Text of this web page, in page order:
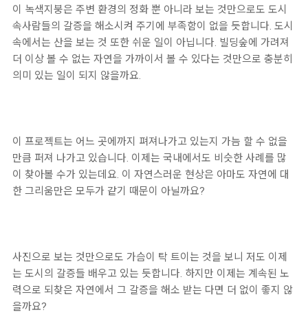
이 녹색지붕은 주변 환경의 정화 뿐 아니라 보는 것만으로도 도시
속사람들의 갈증을 해소시켜 주기에 부족함이 없을 듯합니다. 도시
속에서는 산을 보는 것 또한 쉬운 일이 아닙니다. 빌딩숲에 가려져
더 이상 볼 수 없는 자연을 가까이서 볼 수 있다는 것만으로 충분히
의미 있는 일이 되지 않을까요.
이 프로젝트는 어느 곳에까지 펴져나가고 있는지 가늠 할 수 없을
만큼 퍼져 나가고 있습니다. 이제는 국내에서도 비슷한 사례를 많
이 찾아볼 수가 있는데요. 이 자연스러운 현상은 아마도 자연에 대
한 그리움만은 모두가 같기 때문이 아닐까요?
사진으로 보는 것만으로도 가슴이 탁 트이는 것을 보니 저도 이제
는 도시의 갈증들 배우고 있는 듯합니다. 하지만 이제는 계속된 노
력으로 되찾은 자연에서 그 갈증을 해소 받는 다면 더 없이 좋지 않
을까요?